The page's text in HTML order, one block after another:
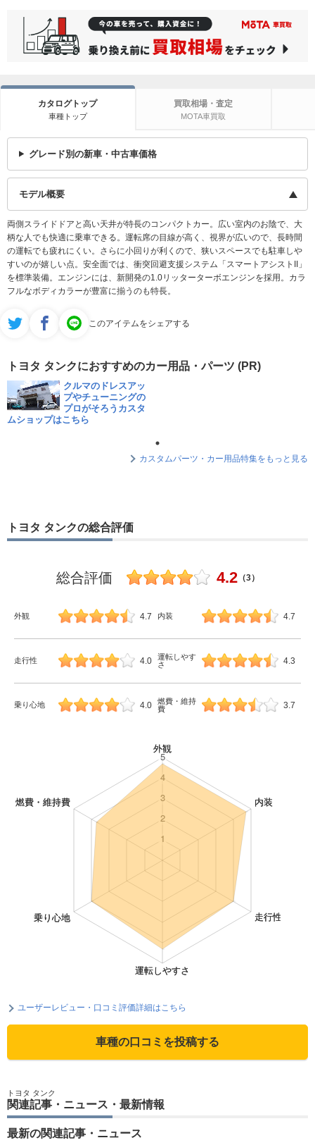
カタログトップ
車種トップ
買取相場・査定
MOTA車買取
グレード別の新車・中古車価格
モデル概要
両側スライドドアと高い天井が特長のコンパクトカー。広い室内のお陰で、大
柄な人でも快適に乗車できる。運転席の目線が高く、視界が広いので、長時間
の運転でも疲れにくい。さらに小回りが利くので、狭いスペースでも駐車しや
すいのが嬉しい点。安全面では、衝突回避支援システム「スマートアシストII」
を標準装備。エンジンには、新開発の1.0リッターターボエンジンを採用。カラ
フルなボディカラーが豊富に揃うのも特長。
このアイテムをシェアする
トヨタ タンクにおすすめのカー用品・パーツ (PR)
クルマのドレスアッ
プやチューニングの
プロがそろうカスタ
ムショップはこちら
カスタムパーツ・カー用品特集をもっと見る
トヨタ タンクの総合評価
総合評価 4.2 （3）
外観 4.7 内装 4.7
走行性 4.0
運転しやす
さ
4.3
乗り心地 4.0
燃費・維持
費
3.7
ユーザーレビュー・口コミ評価詳細はこちら
車種の口コミを投稿する
トヨタ タンク
関連記事・ニュース・最新情報
最新の関連記事・ニュース